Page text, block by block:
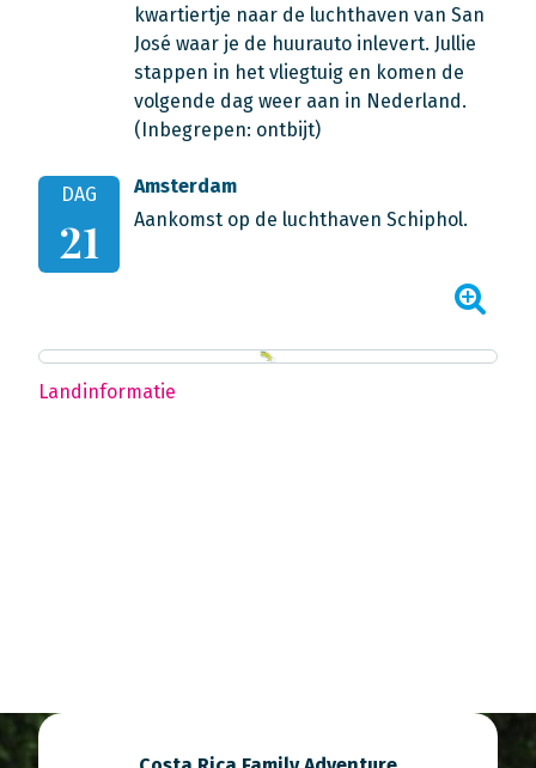
kwartiertje naar de luchthaven van San
José waar je de huurauto inlevert. Jullie
stappen in het vliegtuig en komen de
volgende dag weer aan in Nederland.
(Inbegrepen: ontbijt)
DAG
21
Amsterdam
Aankomst op de luchthaven Schiphol.
Landinformatie